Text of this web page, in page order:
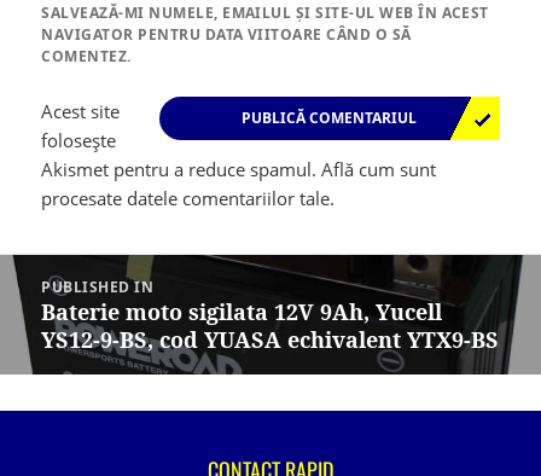
SALVEAZĂ-MI NUMELE, EMAILUL ȘI SITE-UL WEB ÎN ACEST
NAVIGATOR PENTRU DATA VIITOARE CÂND O SĂ
COMENTEZ.
Acest site
folosește
Akismet pentru a reduce spamul.Află cum sunt
procesate datele comentariilor tale.
Navigare
în
articole
PUBLISHED IN
Baterie moto sigilata 12V 9Ah, Yucell
YS12-9-BS, cod YUASA echivalent YTX9-BS
CONTACT RAPID